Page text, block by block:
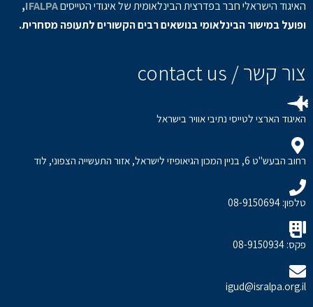
האיגוד הישראלי חבר בפדרצית הבינלאומית של איגודי הטייסיםIFALPA
,
ופועל במישור הבינלאומי בנושאים רבים הקשורים לתעופה מסחרית.
צור קשר / contact us
האיגוד הארצי לטייסי נתיבי אוויר בישראל
רחוב הבעש"ט 6, בניין המכון הגיאופיזי לישראל, אזור התעשייה הצפוני, לוד
טלפון: 08-9150694
פקס: 08-9150934
igud@isralpa.org.il